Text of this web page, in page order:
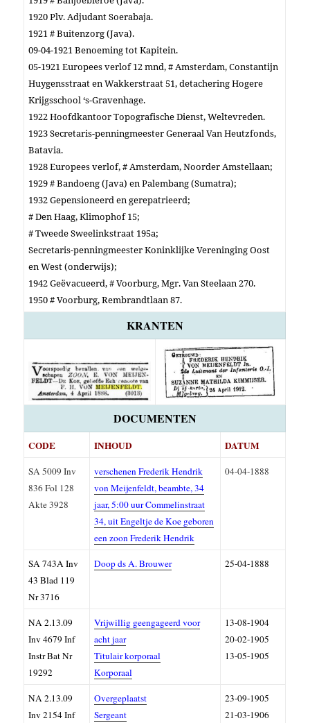
1920 Plv. Adjudant Soerabaja.
1921 # Buitenzorg (Java).
09-04-1921 Benoeming tot Kapitein.
05-1921 Europees verlof 12 mnd, # Amsterdam, Constantijn
Huygensstraat en Wakkerstraat 51, detachering Hogere
Krijgsschool ‘s-Gravenhage.
1922 Hoofdkantoor Topografische Dienst, Weltevreden.
1923 Secretaris-penningmeester Generaal Van Heutzfonds,
Batavia.
1928 Europees verlof, # Amsterdam, Noorder Amstellaan;
1929 # Bandoeng (Java) en Palembang (Sumatra);
1932 Gepensioneerd en gerepatrieerd;
# Den Haag, Klimophof 15;
# Tweede Sweelinkstraat 195a;
Secretaris-penningmeester Koninklijke Vereninging Oost
en West (onderwijs);
1942 Geëvacueerd, # Voorburg, Mgr. Van Steelaan 270.
1950 # Voorburg, Rembrandtlaan 87.
KRANTEN
DOCUMENTEN
CODE INHOUD DATUM
SA 5009 Inv
836 Fol 128
Akte 3928
verschenen Frederik Hendrik
von Meijenfeldt, beambte, 34
jaar, 5:00 uur Commelinstraat
34, uit Engeltje de Koe geboren
een zoon Frederik Hendrik
04-04-1888
SA 743A Inv
43 Blad 119
Nr 3716
Doop ds A. Brouwer 25-04-1888
NA 2.13.09
Inv 4679 Inf
Instr Bat Nr
19292
Vrijwillig geengageerd voor
acht jaar
Titulair korporaal
Korporaal
13-08-1904
20-02-1905
13-05-1905
NA 2.13.09
Inv 2154 Inf
Overgeplaatst
Sergeant
23-09-1905
21-03-1906